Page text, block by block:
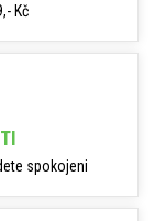
Kč
spokojeni